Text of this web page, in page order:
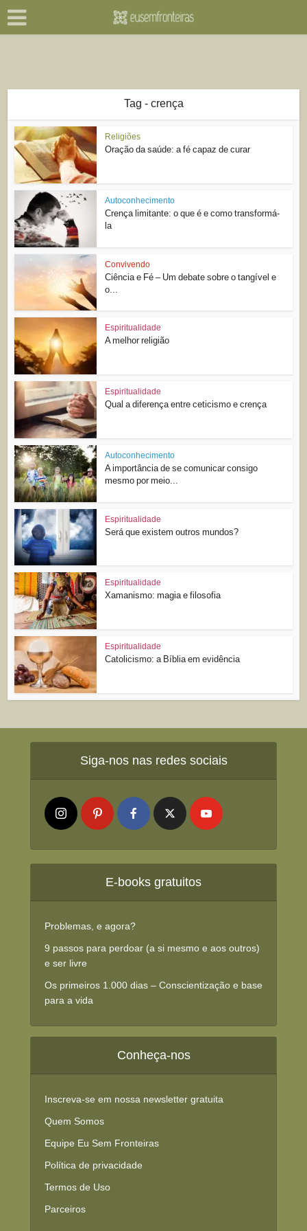
Tag - crença
Religiões
Oração da saúde: a fé capaz de curar
Autoconhecimento
Crença limitante: o que é e como transformá-
la
Convivendo
Ciência e Fé – Um debate sobre o tangível e
o...
Espiritualidade
A melhor religião
Espiritualidade
Qual a diferença entre ceticismo e crença
Autoconhecimento
A importância de se comunicar consigo
mesmo por meio...
Espiritualidade
Será que existem outros mundos?
Espiritualidade
Xamanismo: magia e filosofia
Espiritualidade
Catolicismo: a Bíblia em evidência
Siga-nos nas redes sociais
E-books gratuitos
Problemas, e agora?
9 passos para perdoar (a si mesmo e aos outros)
e ser livre
Os primeiros 1.000 dias – Conscientização e base
para a vida
Conheça-nos
Inscreva-se em nossa newsletter gratuita
Quem Somos
Equipe Eu Sem Fronteiras
Política de privacidade
Termos de Uso
Parceiros